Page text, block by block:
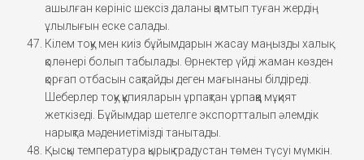
ашылған көрініс шексіз даланы қамтып туған жердің
ұлылығын еске салады.
Кілем тоқу мен киіз бұйымдарын жасау маңызды халық
қолөнері болып табылады. Өрнектер үйді жаман көзден
қорғап отбасын сақтайды деген мағынаны білдіреді.
Шеберлер тоқу құпияларын ұрпақтан ұрпаққа мұқият
жеткізеді. Бұйымдар шетелге экспортталып әлемдік
нарықта мәдениетімізді танытады.
Қысқы температура қырық градустан төмен түсуі мүмкін.